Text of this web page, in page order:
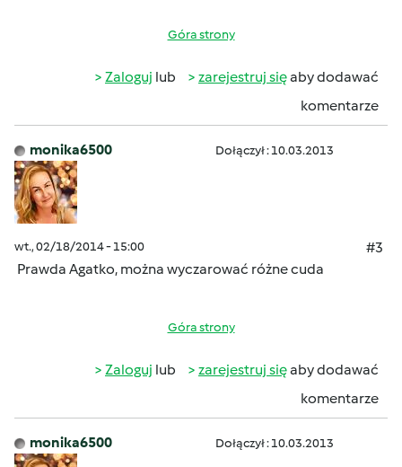
Góra strony
Zaloguj lub zarejestruj sięaby dodawać
komentarze
monika6500 Dołączył : 10.03.2013
wt., 02/18/2014 - 15:00
#3
Prawda Agatko, można wyczarować różne cuda
Góra strony
Zaloguj lub zarejestruj sięaby dodawać
komentarze
monika6500 Dołączył : 10.03.2013